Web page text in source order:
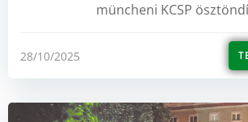
müncheni KCSP
28/10/2025